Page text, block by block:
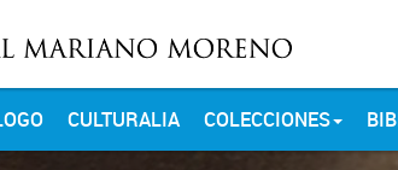
CULTURALIA COLECCIONES